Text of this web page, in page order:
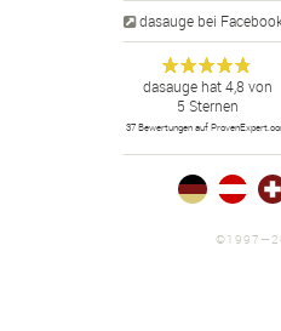
dasauge bei
dasauge
Designer,
Fotografen,
Agenturen,
Portfolios
und Jobs.
Anonym
dasaugehat4,8 von
5 Sternen
37 Bewertungen auf